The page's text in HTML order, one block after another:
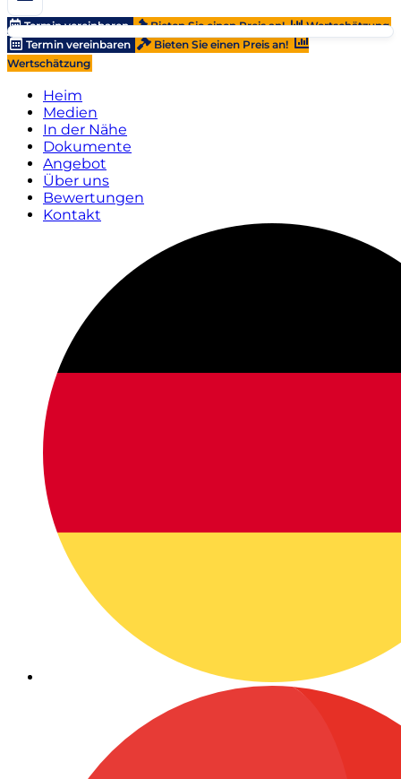
Termin vereinbaren Bieten Sie einen Preis an!
Wertschätzung
Termin vereinbaren
Bieten Sie einen Preis an!
Wertschätzung
Heim
Medien
In der Nähe
Dokumente
Angebot
Über uns
Bewertungen
Kontakt